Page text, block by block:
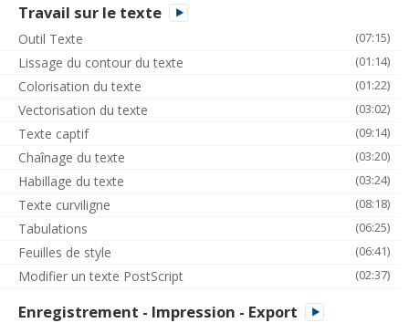
Travail sur le texte
(07:15)
Outil Texte
(01:14)
Lissage du contour du texte
(01:22)
Colorisation du texte
(03:02)
Vectorisation du texte
(09:14)
Texte captif
(03:20)
Chaînage du texte
(03:24)
Habillage du texte
(08:18)
Texte curviligne
(06:25)
Tabulations
(06:41)
Feuilles de style
(02:37)
Modifier un texte PostScript
Enregistrement - Impression - Export